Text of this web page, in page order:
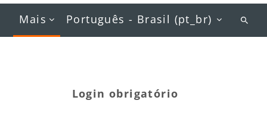
Mais Português - Brasil ‎(pt_br)‎
Login obrigatório